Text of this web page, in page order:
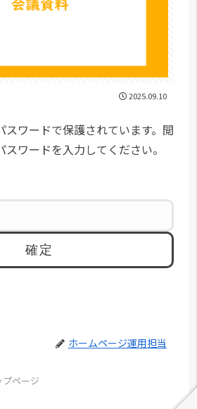
2025.09.10
スワードで保護されています。閲
ワードを入力してください。
ホームページ運用担当
プページ